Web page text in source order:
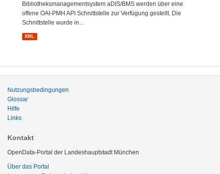
Bibliotheksmanagementsystem aDIS/BMS werden über eine
offene OAI-PMH API Schnittstelle zur Verfügung gestellt. Die
Schnittstelle wurde in...
XML
Nutzungsbedingungen
Glossar
Hilfe
Links
Kontakt
OpenData-Portal der Landeshauptstadt München
Über das Portal